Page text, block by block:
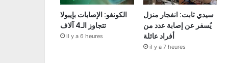
الكونغو: الإصابات بإيبولا
تتجاوز الـ4 آلاف
il y a 6 heures
سيدي ثابت: انفجار منزل
يُسفر عن إصابة عدد من
أفراد عائلة
il y a 7 heures